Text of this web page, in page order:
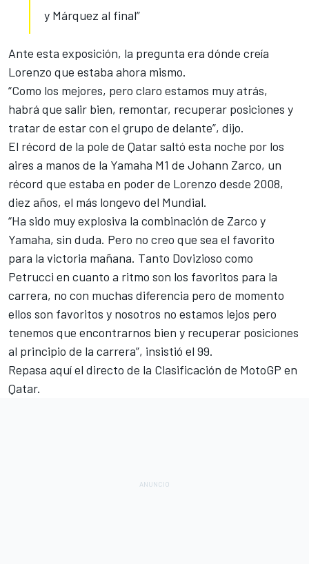
y Márquez al final”
Ante esta exposición, la pregunta era dónde creía
Lorenzo que estaba ahora mismo.
“Como los mejores, pero claro estamos muy atrás,
habrá que salir bien, remontar, recuperar posiciones y
tratar de estar con el grupo de delante”, dijo.
El récord de la pole de Qatar saltó esta noche por los
aires a manos de la Yamaha M1 de Johann Zarco, un
récord que estaba en poder de Lorenzo desde 2008,
diez años, el más longevo del Mundial.
“Ha sido muy explosiva la combinación de Zarco y
Yamaha, sin duda. Pero no creo que sea el favorito
para la victoria mañana. Tanto Dovizioso como
Petrucci en cuanto a ritmo son los favoritos para la
carrera, no con muchas diferencia pero de momento
ellos son favoritos y nosotros no estamos lejos pero
tenemos que encontrarnos bien y recuperar posiciones
al principio de la carrera”, insistió el 99.
Repasa aquí el directo de la Clasificación de MotoGP en
Qatar.